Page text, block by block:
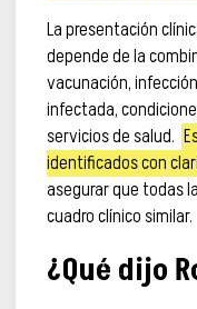
La presentación
depende de la
vacunación,
infectada,
servicios de salud.
identificados con
asegurar que todas
cuadro clínico similar.
¿Qué dijo